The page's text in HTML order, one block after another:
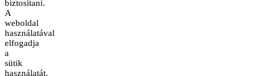
biztosítani.
A
weboldal
használatával
elfogadja
a
sütik
használatát.